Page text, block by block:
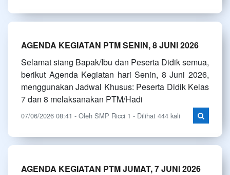
AGENDA KEGIATAN PTM SENIN, 8 JUNI 2026
Selamat siang Bapak/Ibu dan Peserta Didik semua,
berikut Agenda Kegiatan hari Senin, 8 Juni 2026,
menggunakan Jadwal Khusus: Peserta Didik Kelas
7 dan 8 melaksanakan PTM/Hadi
07/06/2026 08:41 - Oleh SMP Ricci 1 - Dilihat 444 kali
AGENDA KEGIATAN PTM JUMAT, 7 JUNI 2026